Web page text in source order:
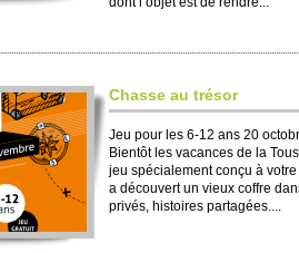
Chasse au trésor
Jeu pour les 6-12 ans 20
Bientôt les vacances de la
jeu spécialement conçu à
a découvert un vieux coffre
privés, histoires partagées....